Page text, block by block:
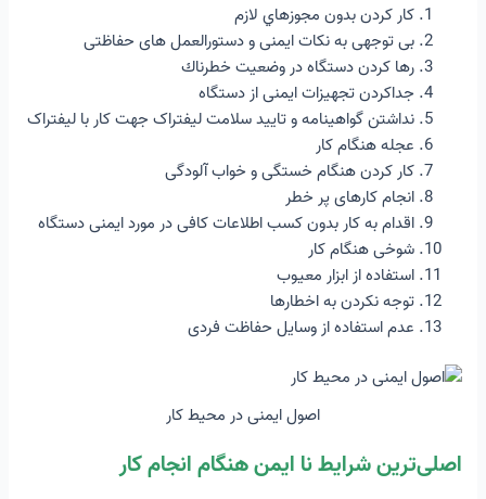
کار کردن بدون مجوزهاي لازم
بی توجهی به نکات ایمنی و دستورالعمل های حفاظتی
رها کردن دستگاه در وضعیت خطرناك
جداکردن تجهیزات ایمنی از دستگاه
نداشتن گواهینامه و تایید سلامت لیفتراک جهت کار با لیفتراک
عجله هنگام کار
کار کردن هنگام خستگی و خواب آلودگی
انجام کارهای پر خطر
اقدام به کار بدون کسب اطلاعات کافی در مورد ایمنی دستگاه
شوخی هنگام کار
استفاده از ابزار معیوب
توجه نکردن به اخطارها
عدم استفاده از وسایل حفاظت فردی
اصول ایمنی در محیط کار
اصلی‌ترین شرایط نا ایمن هنگام انجام کار